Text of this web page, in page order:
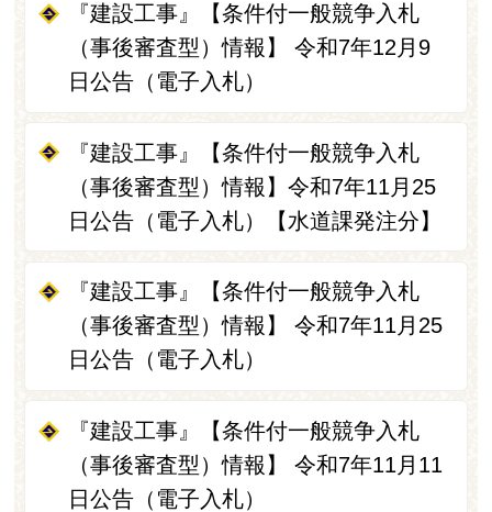
『建設工事』【条件付一般競争入札
（事後審査型）情報】 令和7年12月9
日公告（電子入札）
『建設工事』【条件付一般競争入札
（事後審査型）情報】令和7年11月25
日公告（電子入札）【水道課発注分】
『建設工事』【条件付一般競争入札
（事後審査型）情報】 令和7年11月25
日公告（電子入札）
『建設工事』【条件付一般競争入札
（事後審査型）情報】 令和7年11月11
日公告（電子入札）